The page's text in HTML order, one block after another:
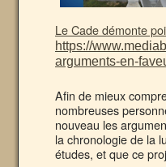
Le Cade démonte
https://
arguments-en-
Afin de mieux
nombreuses
nouveau les
la chronologie de la
études, et que ce